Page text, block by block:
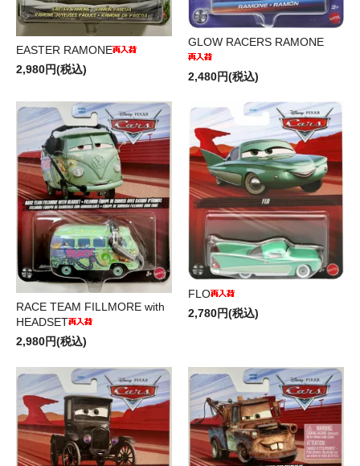
EASTER RAMONE
2,980円(税込)
GLOW RACERS RAMONE
2,480円(税込)
RACE TEAM FILLMORE with
HEADSET
2,980円(税込)
FLO
2,780円(税込)